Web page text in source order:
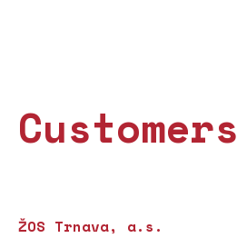
Customers
ŽOS Trnava, a.s.